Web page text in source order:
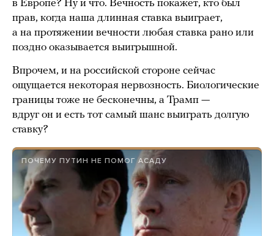
в Европе? Ну и что. Вечность покажет, кто был
прав, когда наша длинная ставка выиграет,
а на протяжении вечности любая ставка рано или
поздно оказывается выигрышной.
Впрочем, и на российской стороне сейчас
ощущается некоторая нервозность. Биологические
границы тоже не бесконечны, а Трамп —
вдруг он и есть тот самый шанс выиграть долгую
ставку?
ПОЧЕМУ ПУТИН НЕ ПОМОГ АСАДУ